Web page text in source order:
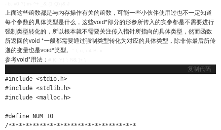
上面这些函数都是与内存操作有关的函数，可能一些小伙伴使用过也不一定知道
每个参数的具体类型是什么，这些void*部分的形参所传入的实参都是不需要进行
强制类型转化的，所以根本就不需要关注传入指针所指向的具体类型，然而函数
所返回的void *一般都需要通过强制类型转化为对应的具体类型，除非你最后所传
递的变量也是void*类型。
参考void*用法：
复制代码
#include <stdio.h>
#include <stdlib.h>
#include <malloc.h>
#define NUM 10
/*************************************